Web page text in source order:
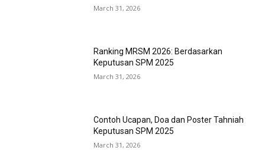
March 31, 2026
Ranking MRSM 2026: Berdasarkan
Keputusan SPM 2025
March 31, 2026
Contoh Ucapan, Doa dan Poster Tahniah
Keputusan SPM 2025
March 31, 2026